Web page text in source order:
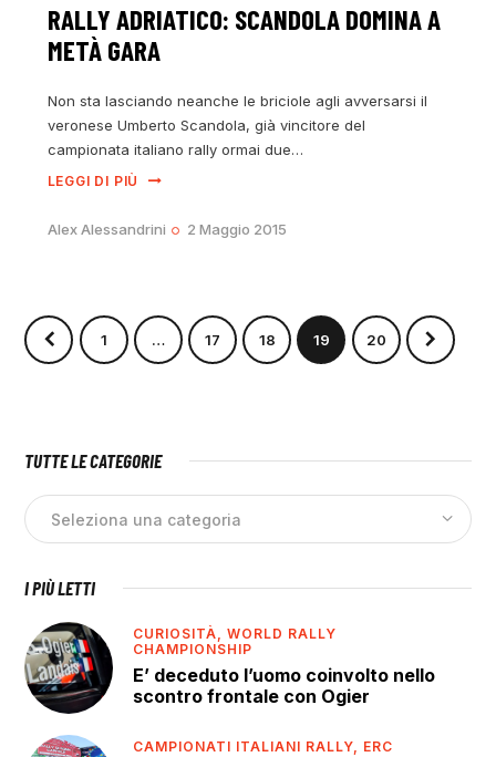
RALLY ADRIATICO: SCANDOLA DOMINA A
METÀ GARA
Non sta lasciando neanche le briciole agli avversarsi il
veronese Umberto Scandola, già vincitore del
campionata italiano rally ormai due…
LEGGI DI PIÙ
Alex Alessandrini 2 Maggio 2015
1 … 17 18 19 20
>
TUTTE LE CATEGORIE
I PIÙ LETTI
CURIOSITÀ,WORLD RALLY
CHAMPIONSHIP
E’ deceduto l’uomo coinvolto nello
scontro frontale con Ogier
CAMPIONATI ITALIANI RALLY, ERC